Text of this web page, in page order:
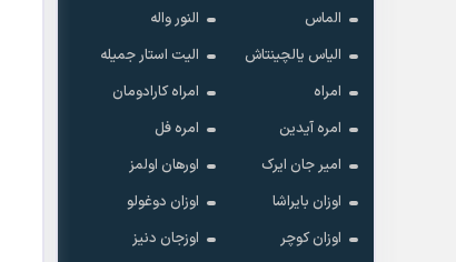
الماس
النور واله
الیاس یالچینتاش
الیت استار جمیله
امراه
امراه کارادومان
امره آیدین
امره فل
امیر جان ایرک
اورهان اولمز
اوزان بایراشا
اوزان دوغولو
اوزان کوچر
اوزجان دنیز